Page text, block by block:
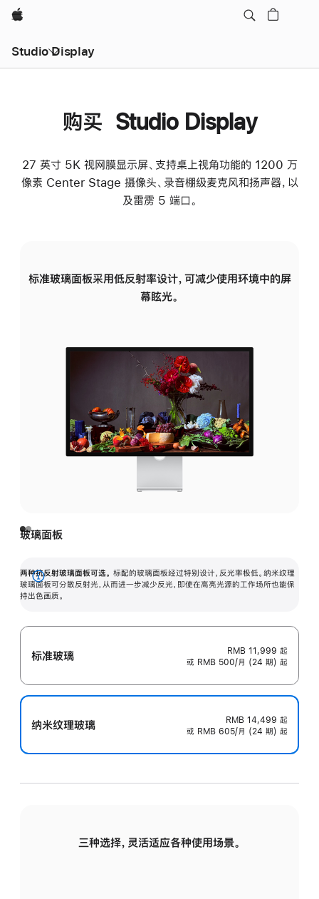
Apple
Studio Display
购买 Studio Display
27 英寸 5K 视网膜显示屏、支持桌上视角功能的 1200 万
像素 Center Stage 摄像头、录音棚级麦克风和扬声器，以
及雷雳 5 端口。
标准玻璃面板采用低反射率设计，可减少使用环境中的屏
幕眩光。
玻璃面板
两种抗反射玻璃面板可选。 标配的玻璃面板经过特别设计，反光率极低。纳米纹理
玻璃面板可分散反射光，从而进一步减少反光，即使在高亮光源的工作场所也能保
持出色画质。
展
开
标准玻璃 RMB 11,999 起
或 RMB 500/月 (24 期) 起
纳米纹理玻璃 RMB 14,499 起
或 RMB 605/月 (24 期) 起
三种选择，灵活适应各种使用场景。